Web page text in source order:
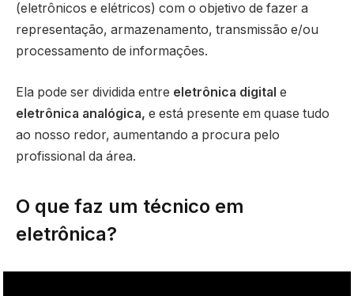
(eletrônicos e elétricos) com o objetivo de fazer a
representação, armazenamento, transmissão e/ou
processamento de informações.
Ela pode ser dividida entre eletrônica digital e
eletrônica analógica, e está presente em quase tudo
ao nosso redor, aumentando a procura pelo
profissional da área.
O que faz um técnico em
eletrônica?